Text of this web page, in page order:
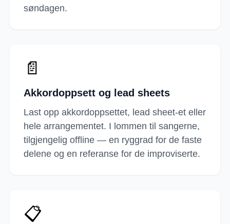
søndagen.
📄
Akkordoppsett og lead sheets
Last opp akkordoppsettet, lead sheet-et eller
hele arrangementet. I lommen til sangerne,
tilgjengelig offline — en ryggrad for de faste
delene og en referanse for de improviserte.
📋